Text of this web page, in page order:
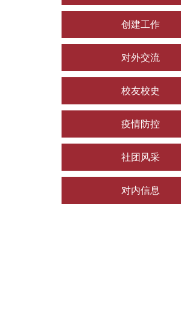
创建工作
对外交流
校友校史
疫情防控
社团风采
对内信息